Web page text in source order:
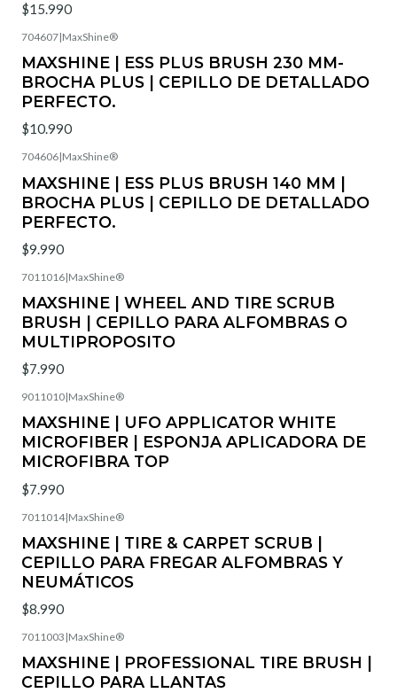
$15.990
704607|MaxShine®
MAXSHINE | ESS PLUS BRUSH 230 MM-
BROCHA PLUS | CEPILLO DE DETALLADO
PERFECTO.
$10.990
704606|MaxShine®
MAXSHINE | ESS PLUS BRUSH 140 MM |
BROCHA PLUS | CEPILLO DE DETALLADO
PERFECTO.
$9.990
7011016|MaxShine®
MAXSHINE | WHEEL AND TIRE SCRUB
BRUSH | CEPILLO PARA ALFOMBRAS O
MULTIPROPOSITO
$7.990
9011010|MaxShine®
MAXSHINE | UFO APPLICATOR WHITE
MICROFIBER | ESPONJA APLICADORA DE
MICROFIBRA TOP
$7.990
7011014|MaxShine®
MAXSHINE | TIRE & CARPET SCRUB |
CEPILLO PARA FREGAR ALFOMBRAS Y
NEUMÁTICOS
$8.990
7011003 |MaxShine®
MAXSHINE | PROFESSIONAL TIRE BRUSH |
CEPILLO PARA LLANTAS